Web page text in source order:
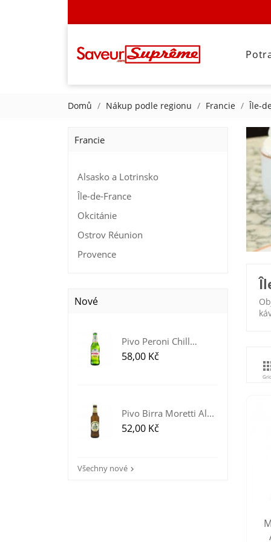
Domů Nákup podle regionu Francie Île-
Francie
Alsasko a Lotrinsko
Île-de-France
Okcitánie
Ostrov Réunion
Provence
Nové
Pivo Peroni Chill
Lemon z...
Cena
58,00 Kč
Pivo Birra Moretti Al...
Cena
52,00 Kč
Všechny nové 